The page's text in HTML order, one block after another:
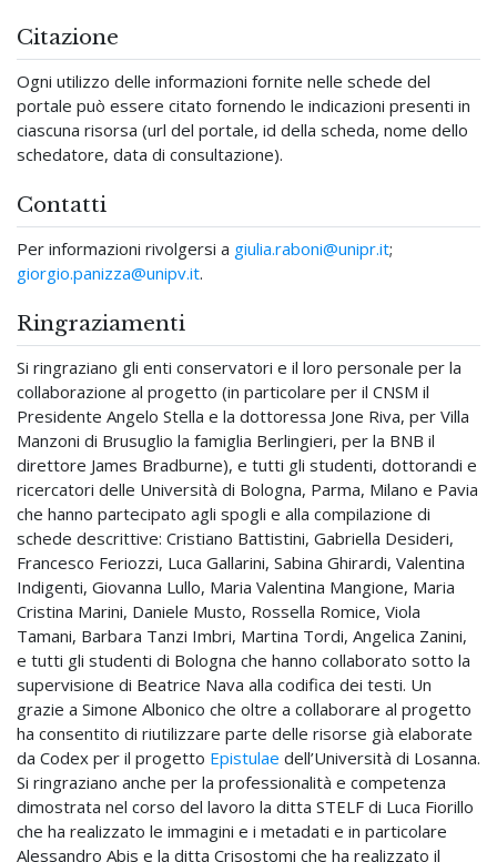
Citazione
Ogni utilizzo delle informazioni fornite nelle schede del
portale può essere citato fornendo le indicazioni presenti in
ciascuna risorsa (url del portale, id della scheda, nome dello
schedatore, data di consultazione).
Contatti
Per informazioni rivolgersi a giulia.raboni@unipr.it;
giorgio.panizza@unipv.it.
Ringraziamenti
Si ringraziano gli enti conservatori e il loro personale per la
collaborazione al progetto (in particolare per il CNSM il
Presidente Angelo Stella e la dottoressa Jone Riva, per Villa
Manzoni di Brusuglio la famiglia Berlingieri, per la BNB il
direttore James Bradburne), e tutti gli studenti, dottorandi e
ricercatori delle Università di Bologna, Parma, Milano e Pavia
che hanno partecipato agli spogli e alla compilazione di
schede descrittive: Cristiano Battistini, Gabriella Desideri,
Francesco Feriozzi, Luca Gallarini, Sabina Ghirardi, Valentina
Indigenti, Giovanna Lullo, Maria Valentina Mangione, Maria
Cristina Marini, Daniele Musto, Rossella Romice, Viola
Tamani, Barbara Tanzi Imbri, Martina Tordi, Angelica Zanini,
e tutti gli studenti di Bologna che hanno collaborato sotto la
supervisione di Beatrice Nava alla codifica dei testi. Un
grazie a Simone Albonico che oltre a collaborare al progetto
ha consentito di riutilizzare parte delle risorse già elaborate
da Codex per il progetto Epistulae dell’Università di Losanna.
Si ringraziano anche per la professionalità e competenza
dimostrata nel corso del lavoro la ditta STELF di Luca Fiorillo
che ha realizzato le immagini e i metadati e in particolare
Alessandro Abis e la ditta Crisostomi che ha realizzato il